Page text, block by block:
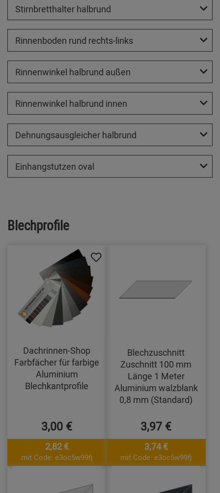
Stirnbretthalter halbrund
Rinnenboden rund rechts-links
Rinnenwinkel halbrund außen
Rinnenwinkel halbrund innen
Dehnungsausgleicher halbrund
Einhangstutzen oval
Blechprofile
Dachrinnen-Shop
Farbfächer für farbige
Aluminium
Blechkantprofile
3,00 €
2,82 €
mit Code: e3oc5w99fj
Blechzuschnitt
Zuschnitt 100 mm
Länge 1 Meter
Aluminium walzblank
0,8 mm (Standard)
3,97 €
3,74 €
mit Code: e3oc5w99fj